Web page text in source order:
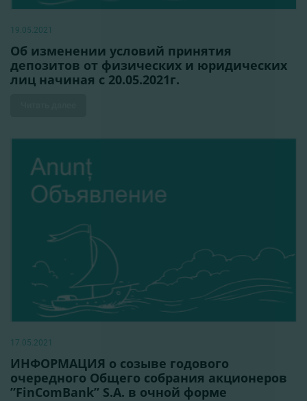
19.05.2021
Об изменении условий принятия
депозитов от физических и юридических
лиц начиная с 20.05.2021г.
17.05.2021
ИНФОРМАЦИЯ о созыве годового
очередного Общего собрания акционеров
”FinComBank” S.A. в очной форме